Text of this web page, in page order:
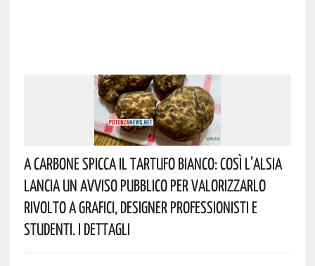
A Carbone Spicca Il Tartufo Bianco: Così L’Alsia
Lancia Un Avviso Pubblico Per Valorizzarlo
Rivolto A Grafici, Designer Professionisti E
Studenti. I Dettagli